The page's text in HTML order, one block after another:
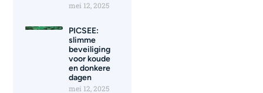
Een bouwplaats is een
aantrekkelijke plek onder
vandalen en inbrekers.
Deze werkplaatsen liggen
mei 12, 2025
PICSEE:
slimme
beveiliging
voor koude
en donkere
dagen
mei 12, 2025